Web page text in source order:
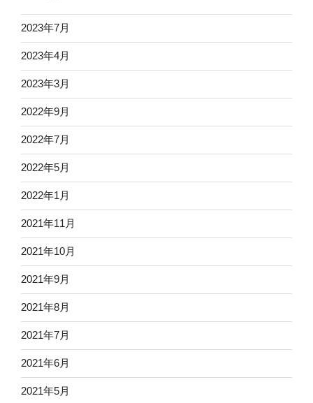
2023年7月
2023年4月
2023年3月
2022年9月
2022年7月
2022年5月
2022年1月
2021年11月
2021年10月
2021年9月
2021年8月
2021年7月
2021年6月
2021年5月